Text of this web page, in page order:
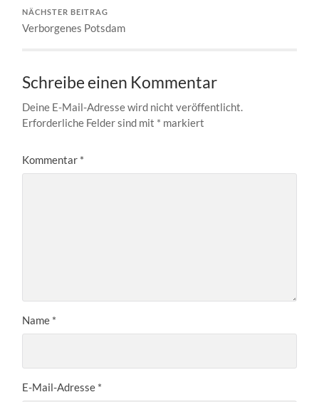
NÄCHSTER BEITRAG
Verborgenes Potsdam
Schreibe einen Kommentar
Deine E-Mail-Adresse wird nicht veröffentlicht.
Erforderliche Felder sind mit * markiert
Kommentar *
Name *
E-Mail-Adresse *